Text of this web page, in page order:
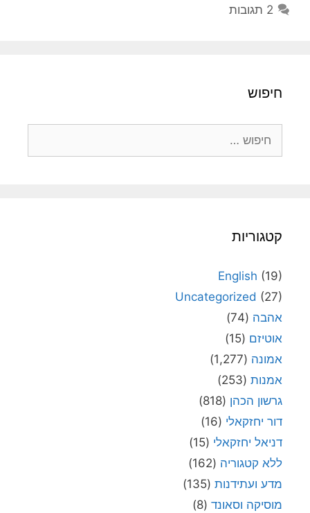
2 תגובות
חיפוש
קטגוריות
English (19)
Uncategorized (27)
אהבה (74)
אוטיזם (15)
אמונה (1,277)
אמנות (253)
גרשון הכהן (818)
דור יחזקאלי (16)
דניאל יחזקאלי (15)
ללא קטגוריה (162)
מדע ועתידנות (135)
מוסיקה וסאונד (8)